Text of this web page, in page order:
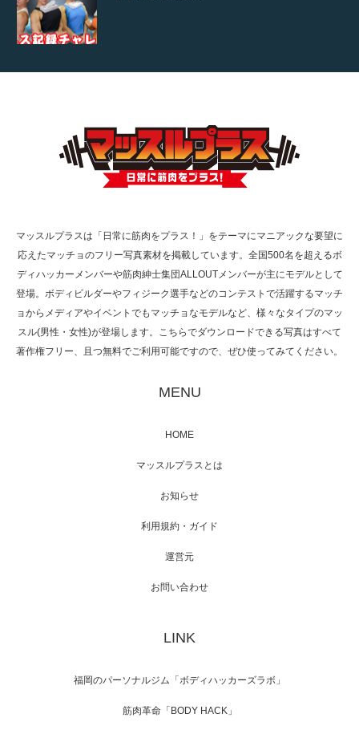
【TV】TBS番組「ひるおび」にてマッスルプ
TOKYO FMラジオ番組「ONE MORNING」
で紹介さ…
た（6/8放送）
映画「メカバース」舞台挨拶へマッスルプラ
【TV】NHK BS「COOL JAPAN 」にてマッス
「ねとらぼ」さんに…
マッスルプラスは「日常に筋肉をプラス！」をテーマにマニアックな要望に
応えたマッチョのフリー写真素材を掲載しています。全国500名を超えるボ
ディハッカーメンバーや筋肉紳士集団ALLOUTメンバーが主にモデルとして
登場。ボディビルダーやフィジーク選手などのコンテストで活躍するマッチ
ョからメディアやイベントでもマッチョなモデルなど、様々なタイプのマッ
スル(男性・女性)が登場します。こちらでダウンロードできる写真はすべて
著作権フリー、且つ無料でご利用可能ですので、ぜひ使ってみてください。
MENU
HOME
マッスルプラスとは
お知らせ
利用規約・ガイド
運営元
お問い合わせ
LINK
福岡のパーソナルジム「ボディハッカーズラボ」
筋肉革命「BODY HACK」